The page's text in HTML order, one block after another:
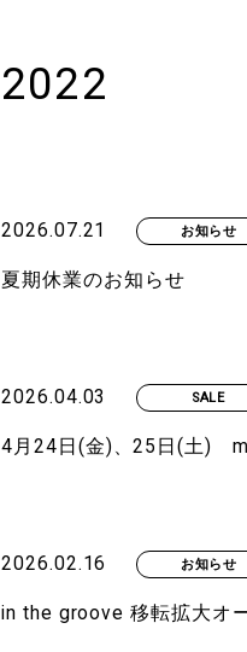
2022
2026.07.21 お知らせ
夏期休業のお知らせ
2026.04.03 SALE
4月24日(金)、25日(土)
2026.02.16 お知らせ
in the groove 移転拡大オ